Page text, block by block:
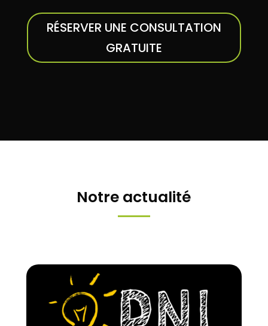
RÉSERVER UNE CONSULTATION
GRATUITE
Notre actualité